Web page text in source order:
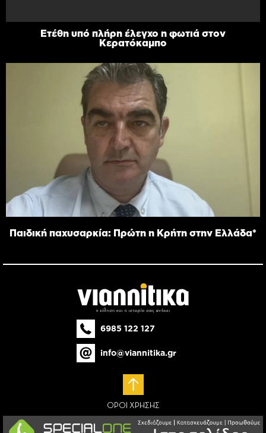
Ετέθη υπό πλήρη έλεγχο η φωτιά στον
Κερατόκαμπο
Παιδική παχυσαρκία: Πρώτη η Κρήτη στην Ελλάδα*
6985 122 127
info@viannitika.gr
ΟΡΟΙ ΧΡΗΣΗΣ